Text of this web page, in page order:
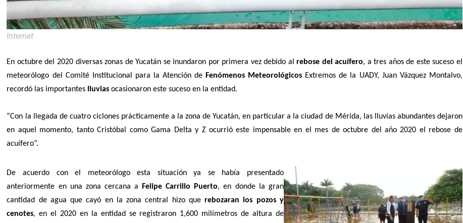
Internet
En octubre del 2020 diversas zonas de Yucatán se inundaron por primera vez debido alrebose del acuífero, a tres años de este suceso el
meteorólogo del Comité Institucional para la Atención de Fenómenos Meteorológicos Extremos de la UADY, Juan Vázquez Montalvo,
recordó las importantes
lluvias ocasionaron este suceso en la entidad.
“Con la llegada de cuatro ciclones prácticamente a la zona de Yucatán, en particular a la ciudad de Mérida, las lluvias abundantes dejaron
en aquel momento, tanto Cristóbal como Gama Delta y Z ocurrió este impensable en el mes de octubre del año 2020 el rebose de
acuífero”.
De acuerdo con el meteorólogo esta situación ya se había presentado
anteriormente en una zona cercana a
Felipe Carrillo Puerto, en donde la gran
cantidad de agua que cayó en la zona central hizo querebozaran los pozos y
cenotes, en el 2020 en la entidad se registraron 1,600 milímetros de altura de